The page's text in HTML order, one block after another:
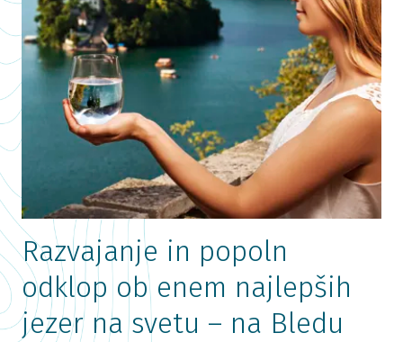
Razvajanje in popoln
odklop ob enem najlepših
jezer na svetu – na Bledu